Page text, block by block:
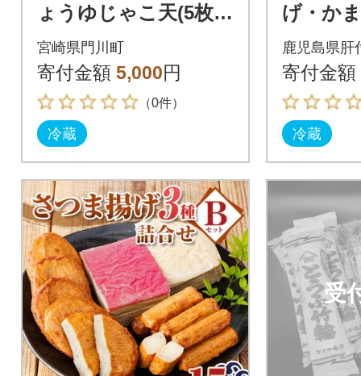
ょうゆじゃこ天(5枚入
×2P)
宮崎県門川町
寄付金額 5,000円
（0件）
冷蔵
げ・か
(4種)
鹿児島県肝
寄付金額
冷蔵
受